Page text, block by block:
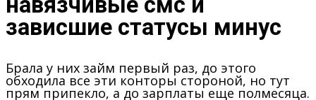
зависшие статусы минус
Брала у них займ первый раз, до этого
обходила все эти конторы стороной, но тут
прям припекло, а до зарплаты еще полмесяца.